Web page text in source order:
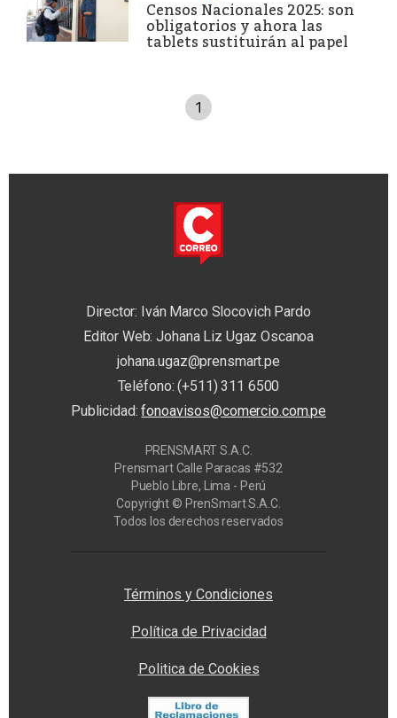
Censos Nacionales 2025: son
obligatorios y ahora las
tablets sustituirán al papel
1
Director: Iván Marco Slocovich Pardo
Editor Web: Johana Liz Ugaz Oscanoa
johana.ugaz@prensmart.pe
Teléfono: (+511) 311 6500
Publicidad:fonoavisos@comercio.com.pe
PRENSMART S.A.C.
Prensmart Calle Paracas #532
Pueblo Libre, Lima - Perú
Copyright © PrenSmart S.A.C.
Todos los derechos reservados
Términos y Condiciones
Política de Privacidad
Politica de Cookies